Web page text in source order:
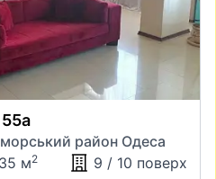
район Одеса
м2 9 / 10 поверх